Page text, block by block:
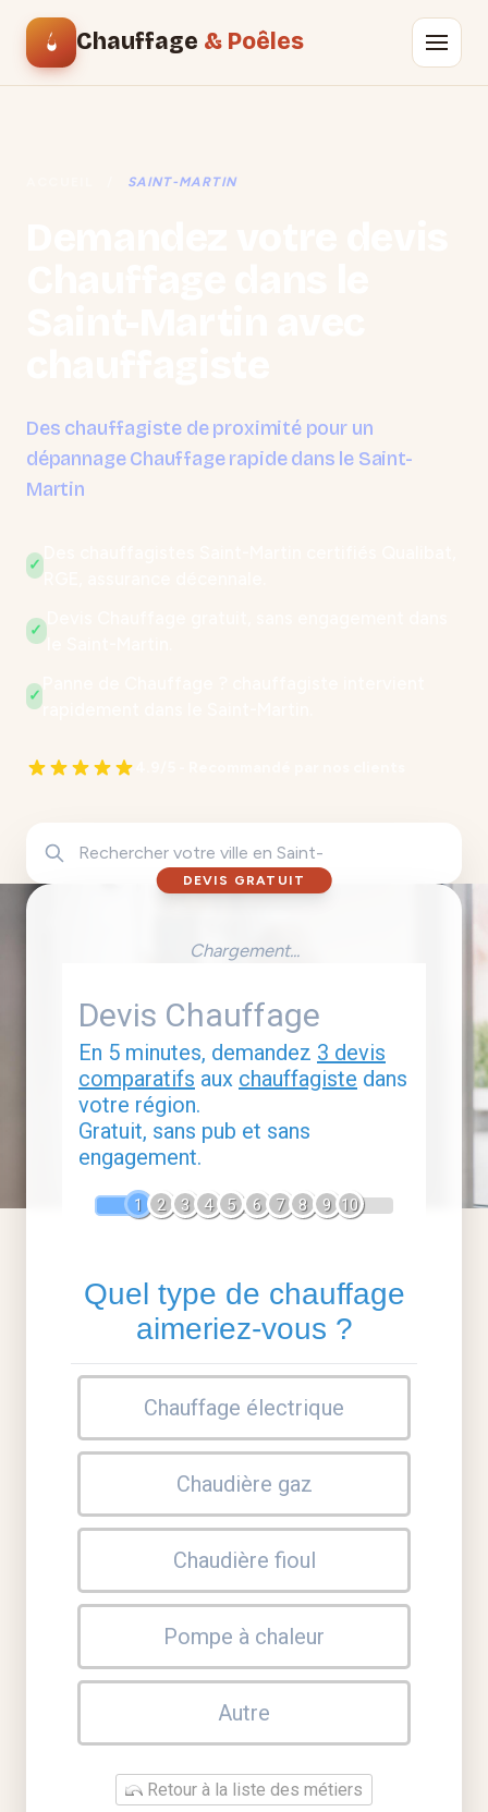
Chauffage & Poêles
SAINT-MARTIN
Des chauffagiste de proximité pour un
dépannage Chauffage rapide dans le Saint-
Martin
✓
RGE, assurance décennale.
✓
✓
DEVIS GRATUIT
Chargement...
Devis Chauffage
En 5 minutes, demandez 3 devis
comparatifs aux chauffagiste dans
votre région.
Gratuit, sans pub et sans
engagement.
1 2 3 4 5 6 7 8 9 10
Quel type de chauffage
aimeriez-vous ?
Chauffage électrique
Chaudière gaz
Chaudière fioul
Pompe à chaleur
Autre
Retour à la liste des métiers